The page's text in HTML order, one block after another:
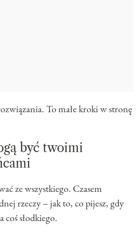
To małe kroki w stronę
być twoimi
ze wszystkiego. Czasem
rzeczy – jak to, co pijesz, gdy
coś słodkiego.